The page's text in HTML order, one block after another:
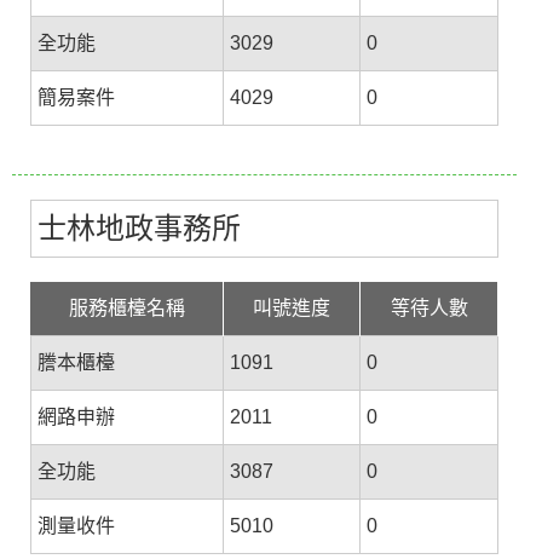
全功能 3029 0
簡易案件 4029 0
士林地政事務所
服務櫃檯名稱 叫號進度 等待人數
謄本櫃檯 1091 0
網路申辦 2011 0
全功能 3087 0
測量收件 5010 0